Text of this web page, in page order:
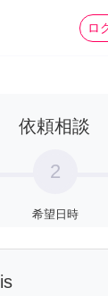
ロ
依頼相談
2
希望日時